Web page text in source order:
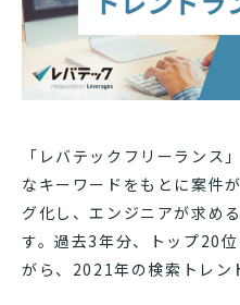
「レバテックフリーランス
なキーワードをもとに案件
グ化し、エンジニアが求め
す。過去3年分、トップ20
がら、2021年の検索トレン